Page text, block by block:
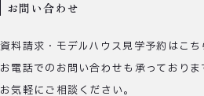
お問い合わせ
資料請求・モデルハウス見学予約はこち
お電話でのお問い合わせも承っておりま
お気軽にご相談ください。